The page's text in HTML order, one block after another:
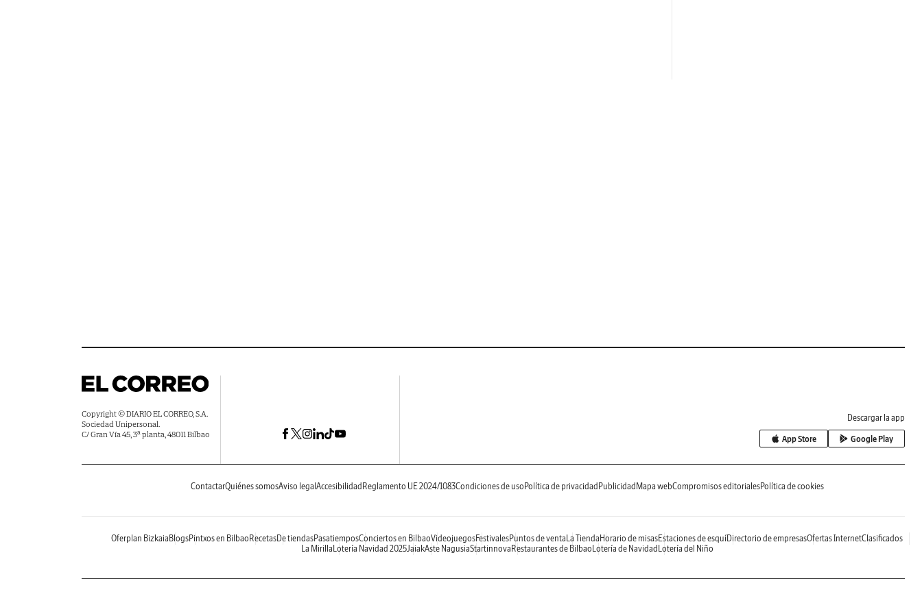
Copyright © DIARIO EL CORREO, S.A.
Sociedad Unipersonal.
C/ Gran Vía 45, 3ª planta, 48011 Bilbao
Descargar la app
App Store Google Play
ContactarQuiénes somosAviso legal Accesibilidad Reglamento UE 2024/1083Condiciones de uso Política de privacidad Publicidad Mapa webCompromisos editorialesPolítica de cookies
Oferplan Bizkaia BlogsPintxos en Bilbao RecetasDe tiendasPasatiemposConciertos en BilbaoVideojuegosFestivalesPuntos de venta La Tienda Horario de misasEstaciones de esquíDirectorio de empresasOfertas InternetClasificados
La Mirilla Lotería Navidad 2025JaiakAste NagusiaStartinnova Restaurantes de Bilbao Lotería de Navidad Lotería del Niño